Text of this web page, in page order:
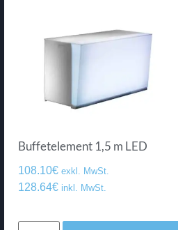
Buffetelement 1,5 m LED
108.10€ exkl. MwSt.
128.64€ inkl. MwSt.